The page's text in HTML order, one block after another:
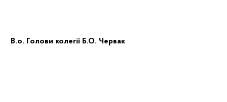
В.о. Голови колегії Б.О. Червак